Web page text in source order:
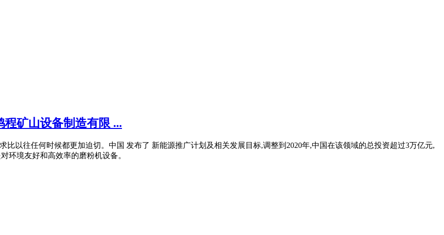
矿山设备制造有限 ...
比以往任何时候都更加迫切。中国 发布了 新能源推广计划及相关发展目标,调整到2020年,中国在该领域的总投资超过3万亿元,
环境友好和高效率的磨粉机设备。